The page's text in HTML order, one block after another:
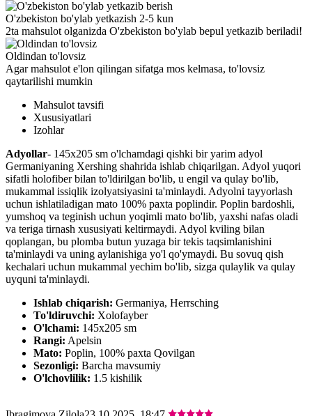
O'zbekiston bo'ylab yetkazish 2-5 kun
2ta mahsulot olganizda O'zbekiston bo'ylab bepul yetkazib beriladi!
Oldindan to'lovsiz
Agar mahsulot e'lon qilingan sifatga mos kelmasa, to'lovsiz
qaytarilishi mumkin
Mahsulot tavsifi
Xususiyatlari
Izohlar
Adyollar- 145x205 sm o'lchamdagi qishki bir yarim adyol
Germaniyaning Xershing shahrida ishlab chiqarilgan. Adyol yuqori
sifatli holofiber bilan to'ldirilgan bo'lib, u engil va qulay bo'lib,
mukammal issiqlik izolyatsiyasini ta'minlaydi. Adyolni tayyorlash
uchun ishlatiladigan mato 100% paxta poplindir. Poplin bardoshli,
yumshoq va teginish uchun yoqimli mato bo'lib, yaxshi nafas oladi
va teriga tirnash xususiyati keltirmaydi. Adyol kviling bilan
qoplangan, bu plomba butun yuzaga bir tekis taqsimlanishini
ta'minlaydi va uning aylanishiga yo'l qo'ymaydi. Bu sovuq qish
kechalari uchun mukammal yechim bo'lib, sizga qulaylik va qulay
uyquni ta'minlaydi.
Ishlab chiqarish: Germaniya, Herrsching
To'ldiruvchi: Xolofayber
O'lchami: 145х205 sm
Rangi: Apelsin
Mato: Poplin, 100% paxta Qovilgan
Sezonligi: Barcha mavsumiy
O'lchovlilik: 1.5 kishilik